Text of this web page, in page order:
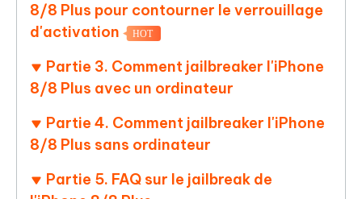
8/8 Plus pour contourner le verrouillage
d'activation
HOT
Partie 3. Comment jailbreaker l'iPhone
8/8 Plus avec un ordinateur
Partie 4. Comment jailbreaker l'iPhone
8/8 Plus sans ordinateur
Partie 5. FAQ sur le jailbreak de